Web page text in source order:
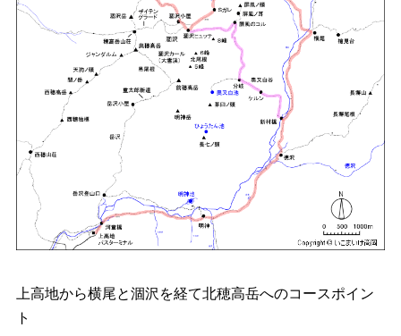
上高地から横尾と涸沢を経て北穂高岳へのコースポイン
ト